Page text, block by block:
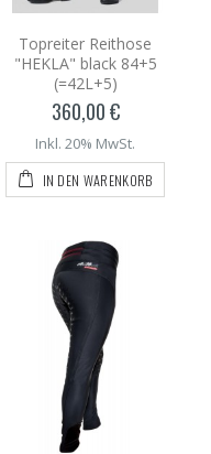
Topreiter Reithose
"HEKLA" black 84+5
(=42L+5)
360,00 €
Inkl. 20% MwSt.
IN DEN WARENKORB